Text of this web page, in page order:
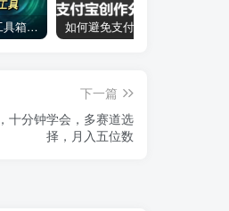
者创网互联网工具箱合集
下一篇
十分钟学会，多赛道选
择，月入五位数